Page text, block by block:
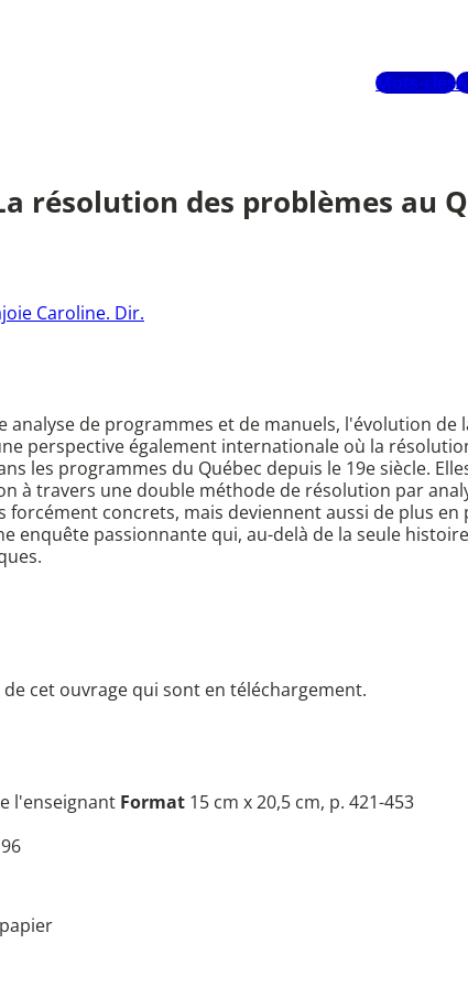
Mots-clés
résolution des problèmes au
Caroline. Dir.
analyse de programmes et de manuels, l'évolution
perspective également internationale où la
les programmes du Québec depuis le 19e siècle.
à travers une double méthode de résolution par
concrets, mais deviennent aussi de plus
enquête passionnante qui, au-delà de la seule
cet ouvrage qui sont en téléchargement.
l'enseignant Format 15 cm x 20,5 cm, p. 421-453
papier